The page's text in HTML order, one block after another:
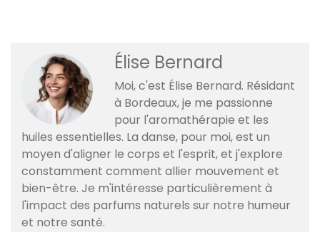
Élise Bernard
Moi, c'est Élise Bernard. Résidant
à Bordeaux, je me passionne
pour l'aromathérapie et les
huiles essentielles. La danse, pour moi, est un
moyen d'aligner le corps et l'esprit, et j'explore
constamment comment allier mouvement et
bien-être. Je m'intéresse particulièrement à
l'impact des parfums naturels sur notre humeur
et notre santé.